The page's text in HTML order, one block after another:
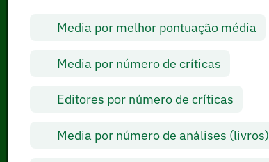
Media por melhor pontuação média
Media por número de críticas
Editores por número de críticas
Media por número de análises (livros)